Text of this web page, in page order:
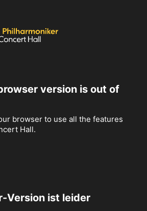
version is out of
browser to use all the features
Hall.
Version ist leider